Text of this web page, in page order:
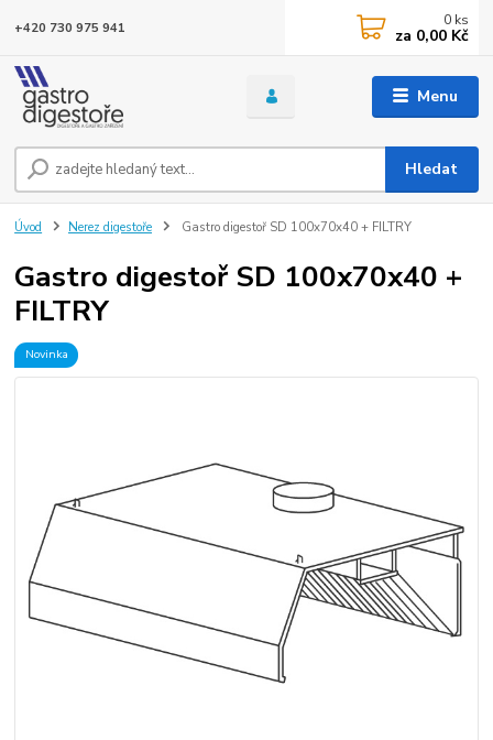
Menu
Hledat
+420 730 975 941 0 ks
za 0,00 Kč
Úvod Nerez digestoře Gastro digestoř SD 100x70x40 + FILTRY
Gastro digestoř SD 100x70x40 +
FILTRY
Novinka